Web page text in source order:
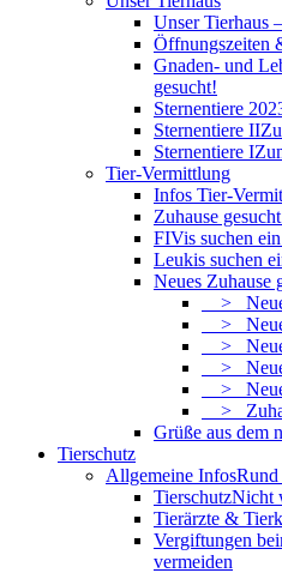
Unser Tierhaus –
Öffnungszeiten
Gnaden- und
gesucht!
Sternentiere
Sternentiere II
Sternentiere I
Tier-Vermittlung
Infos Tier-
Zuhause
FIVis suchen
Leukis suchen
Neues Zuhause
>
>
>
>
>
>
Grüße aus dem
Tierschutz
Allgemeine InfosRund
TierschutzNicht
Tierärzte &
Vergiftungen
vermeiden